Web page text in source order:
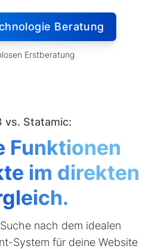
Beratung
Erstberatung
vs. Statamic:
Funktionen
im direkten
nach dem idealen
System für deine Website